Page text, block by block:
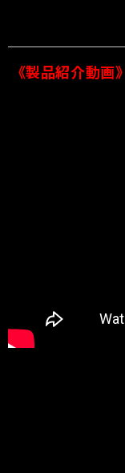
《製品紹介動画》